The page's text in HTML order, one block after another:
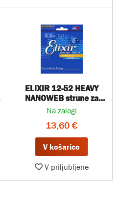
ELIXIR 12-52 HEAVY
NANOWEB strune za
električno kitaro
Na zalogi
13,60 €
V košarico
V priljubljene